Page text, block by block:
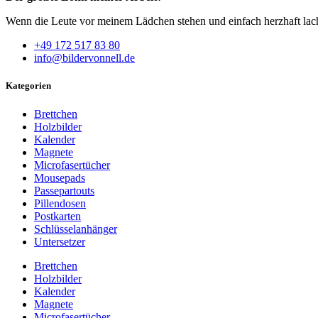
Wenn die Leute vor meinem Lädchen stehen und einfach herzhaft
+49 172 517 83 80
info@bildervonnell.de
Kategorien
Brettchen
Holzbilder
Kalender
Magnete
Microfasertücher
Mousepads
Passepartouts
Pillendosen
Postkarten
Schlüsselanhänger
Untersetzer
Brettchen
Holzbilder
Kalender
Magnete